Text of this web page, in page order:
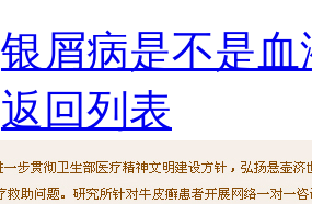
银屑病是不是
返回列表